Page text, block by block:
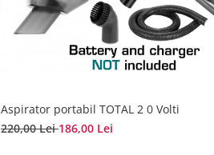
Aspirator portabil TOTAL 2 0 Volti
220,00 Lei186,00 Lei